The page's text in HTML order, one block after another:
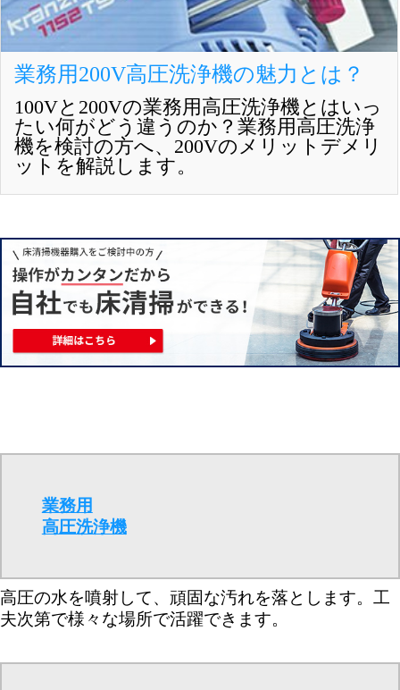
業務用200V高圧洗浄機の魅力とは？
100Vと200Vの業務用高圧洗浄機とはいっ
たい何がどう違うのか？業務用高圧洗浄
機を検討の方へ、200Vのメリットデメリ
ットを解説します。
業務用
高圧洗浄機
高圧の水を噴射して、頑固な汚れを落とします。工
夫次第で様々な場所で活躍できます。